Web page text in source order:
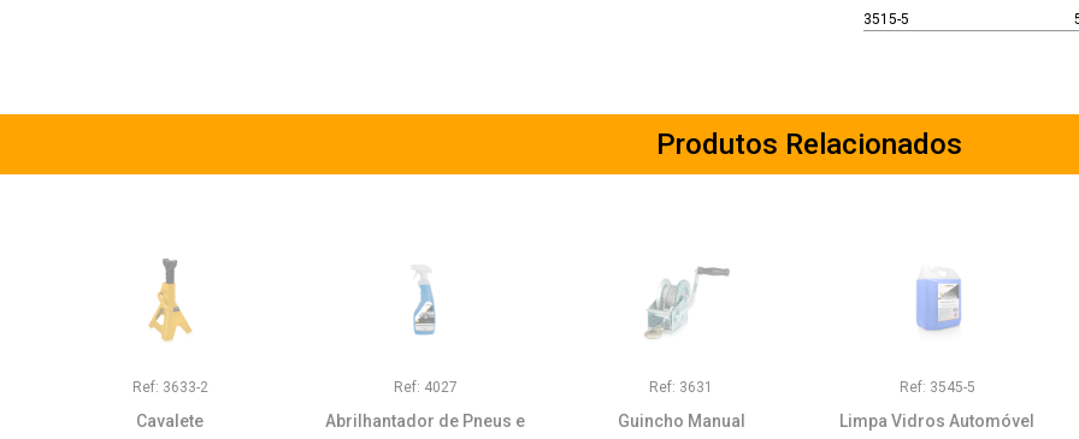
3515-5
Produtos Relacionados
Ref: 3633-2
Cavalete
Ref: 4027
Abrilhantador de Pneus e
Ref: 3631
Guincho Manual
Ref: 3545-5
Limpa Vidros Automóvel